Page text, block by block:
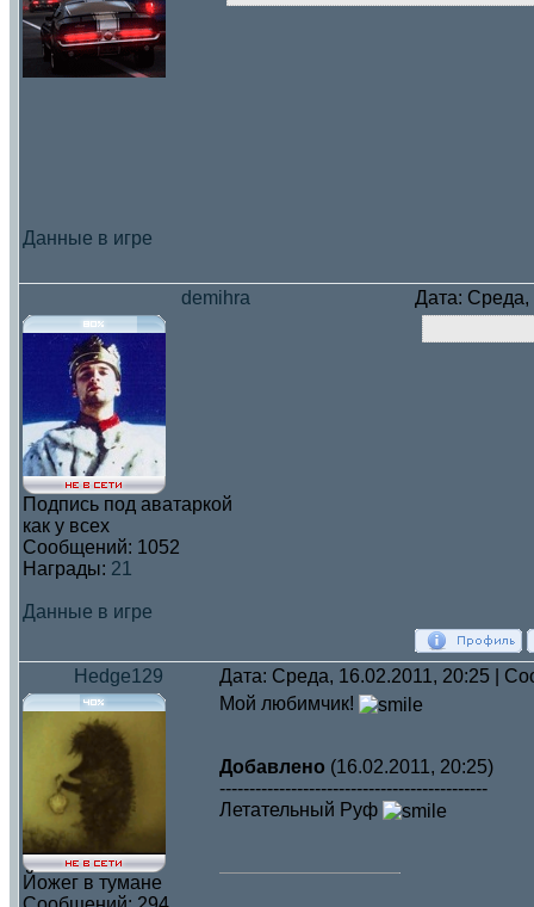
Данные в игре
demihra Дата:
Подпись под аватаркой
как у всех
Сообщений: 1052
Награды: 21
Данные в игре
Hedge129 Дата: Среда, 16.02.2011, 20:25 |
Йожег в тумане
Мой любимчик!
Добавлено (16.02.2011, 20:25)
---------------------------------------------
Летательный Руф